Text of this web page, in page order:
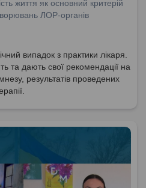
життя як основний критерій
ЛОР-органів
випадок з практики лікаря.
та дають свої рекомендації на
результатів проведених